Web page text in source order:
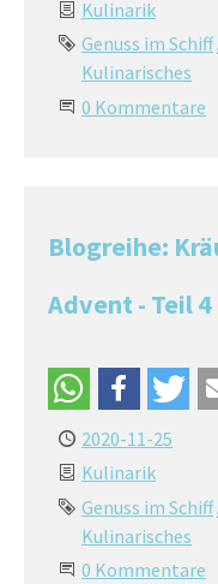
Kulinarik
Genuss im Schiff
Kulinarisches
0 Kommentare
Blogreihe:
Advent - Teil 4
2020-11-25
Kulinarik
Genuss im Schiff
Kulinarisches
0 Kommentare